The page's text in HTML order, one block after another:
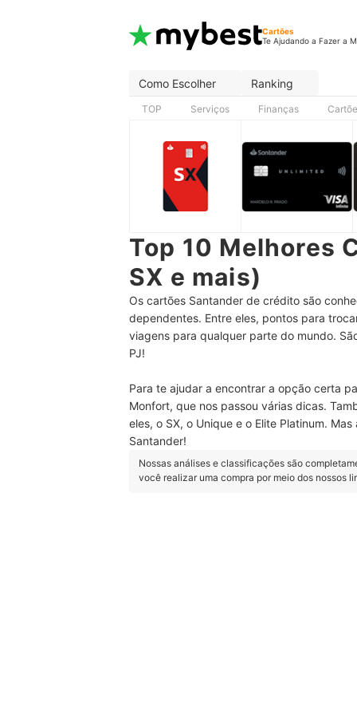
Cartões
Te Ajudando a Fazer a
Como Escolher Ranking
TOP Serviços Finanças
Top 10 Melhores
SX e mais)
Os cartões Santander de crédito são
dependentes. Entre eles, pontos para
viagens para qualquer parte do mundo.
PJ!
Para te ajudar a encontrar a opção certa
Monfort, que nos passou várias dicas.
eles, o SX, o Unique e o Elite Platinum.
Santander!
Nossas análises e classificações são
você realizar uma compra por meio dos nossos